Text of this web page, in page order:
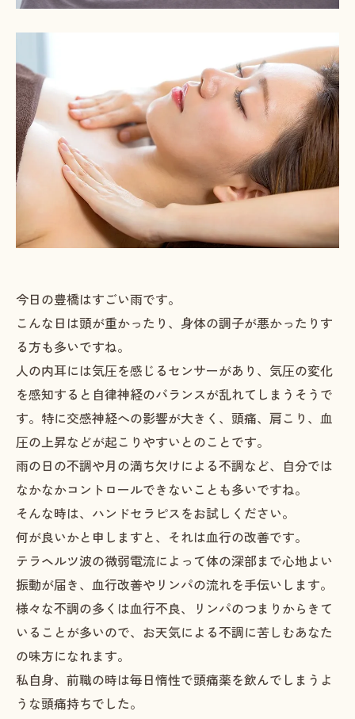
今日の豊橋はすごい雨です。
こんな日は頭が重かったり、身体の調子が悪かったりす
る方も多いですね。
人の内耳には気圧を感じるセンサーがあり、気圧の変化
を感知すると自律神経のバランスが乱れてしまうそうで
す。特に交感神経への影響が大きく、頭痛、肩こり、血
圧の上昇などが起こりやすいとのことです。
雨の日の不調や月の満ち欠けによる不調など、自分では
なかなかコントロールできないことも多いですね。
そんな時は、ハンドセラピスをお試しください。
何が良いかと申しますと、それは血行の改善です。
テラヘルツ波の微弱電流によって体の深部まで心地よい
振動が届き、血行改善やリンパの流れを手伝いします。
様々な不調の多くは血行不良、リンパのつまりからきて
いることが多いので、お天気による不調に苦しむあなた
の味方になれます。
私自身、前職の時は毎日惰性で頭痛薬を飲んでしまうよ
うな頭痛持ちでした。